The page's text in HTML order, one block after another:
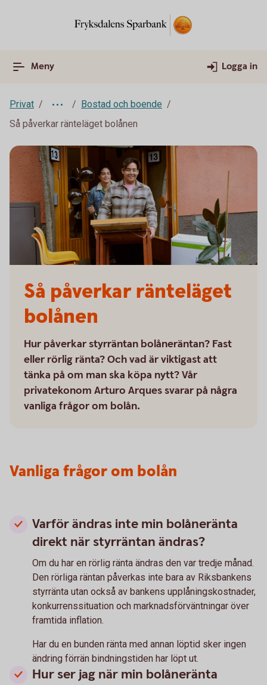
Meny Logga in
Privat
Bostad och boende
Så påverkar ränteläget bolånen
Så påverkar ränteläget
bolånen
Hur påverkar styrräntan bolåneräntan? Fast
eller rörlig ränta? Och vad är viktigast att
tänka på om man ska köpa nytt? Vår
privatekonom Arturo Arques svarar på några
vanliga frågor om bolån.
Vanliga frågor om bolån
Varför ändras inte min bolåneränta
direkt när styrräntan ändras?
Om du har en rörlig ränta ändras den var tredje månad.
Den rörliga räntan påverkas inte bara av Riksbankens
styrränta utan också av bankens upplåningskostnader,
konkurrenssituation och marknadsförväntningar över
framtida inflation.
Har du en bunden ränta med annan löptid sker ingen
ändring förrän bindningstiden har löpt ut.
Hur ser jag när min bolåneränta